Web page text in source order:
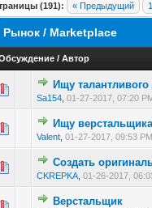
(191): « Предыдущий 1
Рынок / Marketplace
/Автор
Ищу
Sa154 ,01-27-2017, 07:20
Ищу
Valent ,01-27-2017, 09:53 PM
Создать
CKREPKA ,01-26-2017,
Верстальщик